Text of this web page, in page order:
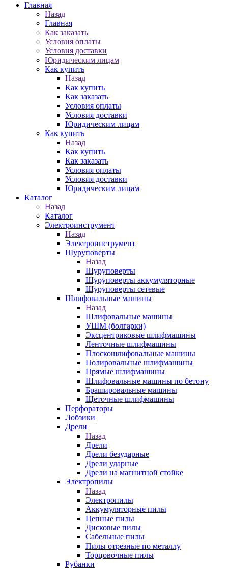
Главная
Назад
Главная
Как заказать
Условия оплаты
Условия доставки
Юридическим лицам
Как купить
Назад
Как купить
Как заказать
Условия оплаты
Условия доставки
Юридическим лицам
Как купить
Назад
Как купить
Как заказать
Условия оплаты
Условия доставки
Юридическим лицам
Каталог
Назад
Каталог
Электроинструмент
Назад
Электроинструмент
Шуруповерты
Назад
Шуруповерты
Шуруповерты аккумуляторные
Шуруповерты сетевые
Шлифовальные машины
Назад
Шлифовальные машины
УШМ (болгарки)
Эксцентриковые шлифмашины
Ленточные шлифмашины
Плоскошлифовальные машины
Полировальные шлифмашины
Прямые шлифмашины
Шлифовальные машины по бетону
Брашировальные машины
Щеточные шлифмашины
Перфораторы
Лобзики
Дрели
Назад
Дрели
Дрели безударные
Дрели ударные
Дрели на магнитной стойке
Электропилы
Назад
Электропилы
Аккумуляторные пилы
Цепные пилы
Дисковые пилы
Сабельные пилы
Пилы отрезные по металлу
Торцовочные пилы
Рубанки